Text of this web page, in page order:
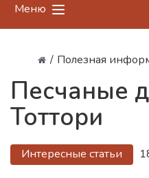
Меню
/ Полезная
Песчаные
Тоттори
Интересные статьи